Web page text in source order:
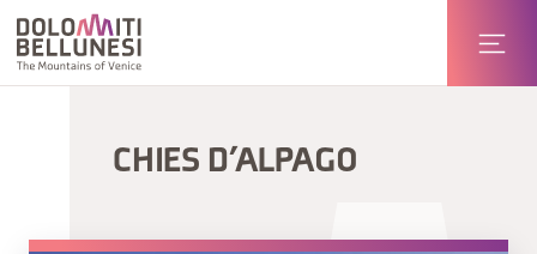
CHIES D’ALPAGO